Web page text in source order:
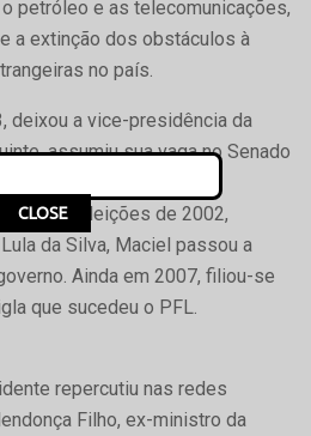
petróleo e as telecomunicações,
a extinção dos obstáculos à
no país.
deixou a vice-presidência da
assumiu sua vaga no Senado
PFL. Tendo apoiado o
nas eleições de 2002,
da Silva, Maciel passou a
Ainda em 2007, filiou-se
que sucedeu o PFL.
repercutiu nas redes
Filho, ex-ministro da
CLOSE